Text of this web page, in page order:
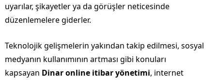
uyarılar, şikayetler ya da görüşler neticesinde
düzenlemelere giderler.
Teknolojik gelişmelerin yakından takip edilmesi, sosyal
medyanın kullanımının artması gibi konuları
kapsayan Dinar online itibar yönetimi, internet